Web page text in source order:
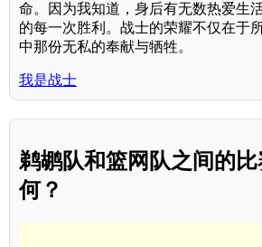
命。因为我知道，身后有无数热爱生
的每一次胜利。战士的荣耀不仅在于
中那份无私的奉献与牺牲。
我是战士
鹈鹕队和篮网队之间的
何？